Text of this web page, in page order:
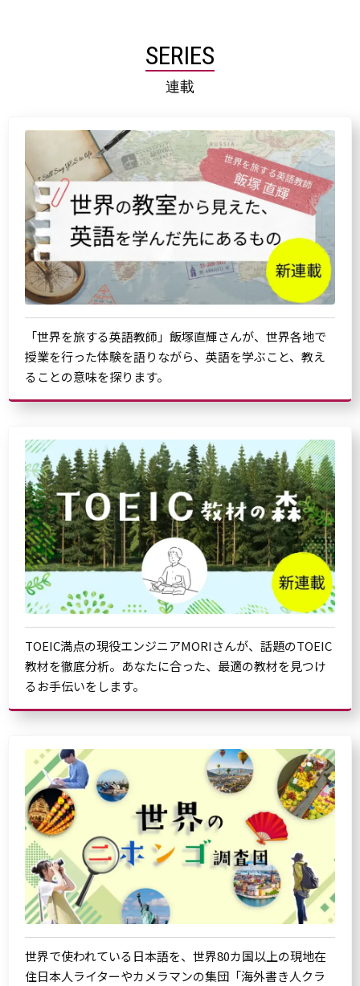
SERIES
連載
「世界を旅する英語教師」飯塚直輝さんが、世界各地で
授業を行った体験を語りながら、英語を学ぶこと、教え
ることの意味を探ります。
TOEIC満点の現役エンジニアMORIさんが、話題のTOEIC
教材を徹底分析。あなたに合った、最適の教材を見つけ
るお手伝いをします。
世界で使われている日本語を、世界80カ国以上の現地在
住日本人ライターやカメラマンの集団「海外書き人クラ